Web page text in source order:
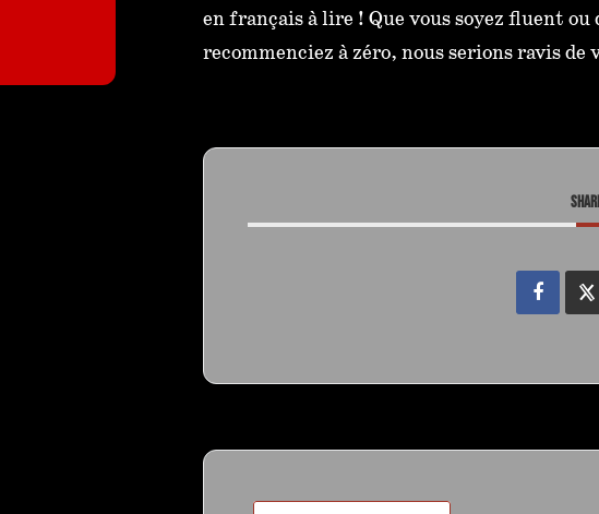
en français à lire ! Que vous soyez fluent
recommenciez à zéro, nous serions ravis de